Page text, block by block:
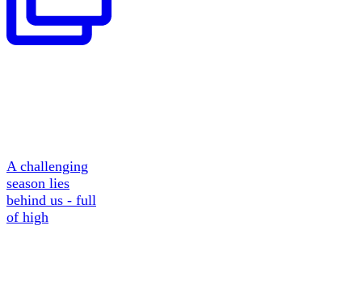
A challenging
season lies
behind us - full
of high